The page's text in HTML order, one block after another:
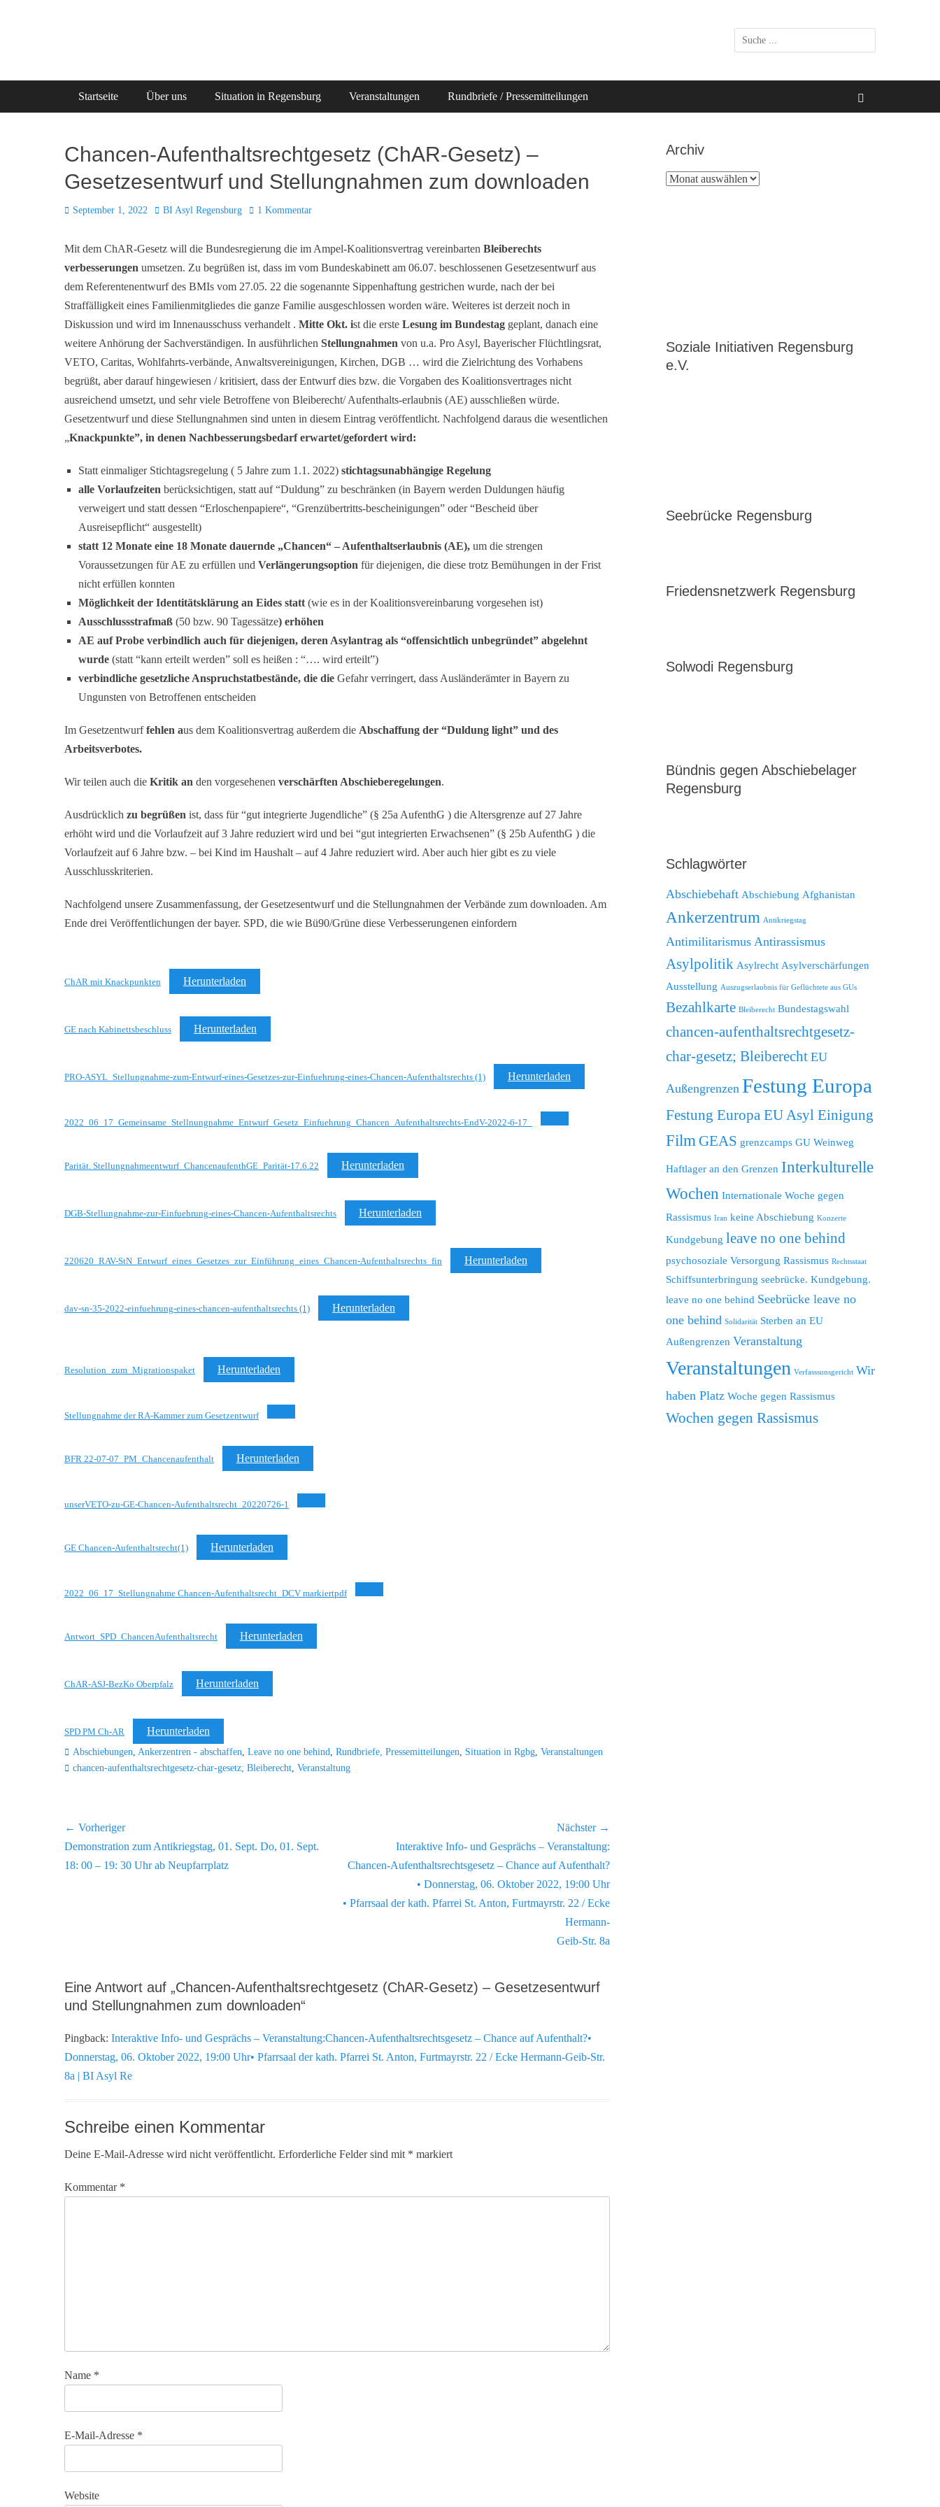
Suchen
nach:
Primäres Menü
Startseite Über uns Situation in Regensburg Veranstaltungen Rundbriefe / Pressemitteilungen
Chancen-Aufenthaltsrechtgesetz (ChAR-Gesetz) –
Gesetzesentwurf und Stellungnahmen zum downloaden
Posted
September 1, 2022 Autor
BI Asyl Regensburg 1 Kommentar
Mit dem ChAR-Gesetz will die Bundesregierung die im Ampel-Koalitionsvertrag vereinbarten Bleiberechts
verbesserungen umsetzen. Zu begrüßen ist, dass im vom Bundeskabinett am 06.07. beschlossenen Gesetzesentwurf aus
dem Referentenentwurf des BMIs vom 27.05. 22 die sogenannte Sippenhaftung gestrichen wurde, nach der bei
Straffälligkeit eines Familienmitgliedes die ganze Familie ausgeschlossen worden wäre. Weiteres ist derzeit noch in
Diskussion und wird im Innenausschuss verhandelt . Mitte Okt. ist die erste Lesung im Bundestag geplant, danach eine
weitere Anhörung der Sachverständigen. In ausführlichen Stellungnahmen von u.a. Pro Asyl, Bayerischer Flüchtlingsrat,
VETO, Caritas, Wohlfahrts-verbände, Anwaltsvereinigungen, Kirchen, DGB … wird die Zielrichtung des Vorhabens
begrüßt, aber darauf hingewiesen / kritisiert, dass der Entwurf dies bzw. die Vorgaben des Koalitionsvertrages nicht
ausreichend umsetzt, und sehr viele Betroffene von Bleiberecht/ Aufenthalts-erlaubnis (AE) ausschließen würde.
Gesetzentwurf und diese Stellungnahmen sind unten in diesem Eintrag veröffentlicht. Nachfolgend daraus die wesentlichen
„Knackpunkte”, in denen Nachbesserungsbedarf erwartet/gefordert wird:
Statt einmaliger Stichtagsregelung ( 5 Jahre zum 1.1. 2022) stichtagsunabhängige Regelung
alle Vorlaufzeiten berücksichtigen, statt auf “Duldung” zu beschränken (in Bayern werden Duldungen häufig
verweigert und statt dessen “Erloschenpapiere“, “Grenzübertritts-bescheinigungen” oder “Bescheid über
Ausreisepflicht“ ausgestellt)
statt 12 Monate eine 18 Monate dauernde „Chancen“ – Aufenthaltserlaubnis (AE), um die strengen
Voraussetzungen für AE zu erfüllen und Verlängerungsoption für diejenigen, die diese trotz Bemühungen in der Frist
nicht erfüllen konnten
Möglichkeit der Identitätsklärung an Eides statt (wie es in der Koalitionsvereinbarung vorgesehen ist)
Ausschlussstrafmaß (50 bzw. 90 Tagessätze) erhöhen
AE auf Probe verbindlich auch für diejenigen, deren Asylantrag als “offensichtlich unbegründet” abgelehnt
wurde (statt “kann erteilt werden” soll es heißen : “…. wird erteilt”)
verbindliche gesetzliche Anspruchstatbestände, die die Gefahr verringert, dass Ausländerämter in Bayern zu
Ungunsten von Betroffenen entscheiden
Im Gesetzentwurffehlen aus dem Koalitionsvertrag außerdem die Abschaffung der “Duldung light” und des
Arbeitsverbotes.
Wir teilen auch die Kritik an den vorgesehenen verschärften Abschieberegelungen.
Ausdrücklich zu begrüßen ist, dass für “gut integrierte Jugendliche” (§ 25a AufenthG ) die Altersgrenze auf 27 Jahre
erhöht wird und die Vorlaufzeit auf 3 Jahre reduziert wird und bei “gut integrierten Erwachsenen” (§ 25b AufenthG ) die
Vorlaufzeit auf 6 Jahre bzw. – bei Kind im Haushalt – auf 4 Jahre reduziert wird. Aber auch hier gibt es zu viele
Ausschlusskriterien.
Nachfolgend unsere Zusammenfassung, der Gesetzesentwurf und die Stellungnahmen der Verbände zum downloaden. Am
Ende drei Veröffentlichungen der bayer. SPD, die wie Bü90/Grüne diese Verbesserungenen einfordern
ChAR mit Knackpunkten Herunterladen
GE nach Kabinettsbeschluss Herunterladen
PRO-ASYL_Stellungnahme-zum-Entwurf-eines-Gesetzes-zur-Einfuehrung-eines-Chancen-Aufenthaltsrechts (1) Herunterladen
2022_06_17_Gemeinsame_Stellnungnahme_Entwurf_Gesetz_Einfuehrung_Chancen_Aufenthaltsrechts-EndV-2022-6-17_
Parität. Stellungnahmeentwurf_ChancenaufenthGE_Parität-17.6.22 Herunterladen
DGB-Stellungnahme-zur-Einfuehrung-eines-Chancen-Aufenthaltsrechts Herunterladen
220620_RAV-StN_Entwurf_eines_Gesetzes_zur_Einführung_eines_Chancen-Aufenthaltsrechts_fin Herunterladen
dav-sn-35-2022-einfuehrung-eines-chancen-aufenthaltsrechts (1) Herunterladen
Resolution_zum_Migrationspaket Herunterladen
Stellungnahme der RA-Kammer zum Gesetzentwurf
BFR 22-07-07_PM_Chancenaufenthalt Herunterladen
unserVETO-zu-GE-Chancen-Aufenthaltsrecht_20220726-1
GE Chancen-Aufenthaltsrecht(1) Herunterladen
2022_06_17_Stellungnahme Chancen-Aufenthaltsrecht_DCV markiertpdf
Antwort_SPD_ChancenAufenthaltsrecht Herunterladen
ChAR-ASJ-BezKo Oberpfalz Herunterladen
SPD PM Ch-AR Herunterladen
Kategorien
Abschiebungen, Ankerzentren - abschaffen, Leave no one behind, Rundbriefe, Pressemitteilungen, Situation in Rgbg, Veranstaltungen
chancen-aufenthaltsrechtgesetz-char-gesetz; Bleiberecht, Veranstaltung
Beitragsnavigation
← Vorheriger
Vorheriger
Beitrag:
Demonstration zum Antikriegstag, 01. Sept. Do, 01. Sept.
18: 00 – 19: 30 Uhr ab Neupfarrplatz
Nächster →
Beitrag:
Interaktive Info- und Gesprächs – Veranstaltung:
Chancen-Aufenthaltsrechtsgesetz – Chance auf Aufenthalt?
• Donnerstag, 06. Oktober 2022, 19:00 Uhr
• Pfarrsaal der kath. Pfarrei St. Anton, Furtmayrstr. 22 / Ecke
Hermann-
Geib-Str. 8a
Eine Antwort auf „Chancen-Aufenthaltsrechtgesetz (ChAR-Gesetz) – Gesetzesentwurf
und Stellungnahmen zum downloaden“
Pingback: Interaktive Info- und Gesprächs – Veranstaltung:Chancen-Aufenthaltsrechtsgesetz – Chance auf Aufenthalt?•
Donnerstag, 06. Oktober 2022, 19:00 Uhr• Pfarrsaal der kath. Pfarrei St. Anton, Furtmayrstr. 22 / Ecke Hermann-Geib-Str.
8a | BI Asyl Re
Schreibe einen Kommentar
Deine E-Mail-Adresse wird nicht veröffentlicht. Erforderliche Felder sind mit * markiert
Kommentar *
Name *
E-Mail-Adresse *
Website
Archiv
Archiv
Soziale Initiativen Regensburg
e.V.
Seebrücke Regensburg
Friedensnetzwerk Regensburg
Solwodi Regensburg
Bündnis gegen Abschiebelager
Regensburg
Schlagwörter
Abschiebehaft Abschiebung Afghanistan
Ankerzentrum Antikriegstag
Antimilitarismus Antirassismus
Asylpolitik Asylrecht Asylverschärfungen
Ausstellung Auszugserlaubnis für Geflüchtete aus GUs
Bezahlkarte Bleiberecht Bundestagswahl
chancen-aufenthaltsrechtgesetz-
char-gesetz; Bleiberecht EU
Außengrenzen Festung Europa
Festung Europa EU Asyl Einigung
FilmGEAS grenzcamps GU Weinweg
Haftlager an den Grenzen Interkulturelle
Wochen Internationale Woche gegen
Rassismus Iran keine Abschiebung Konzerte
Kundgebung leave no one behind
psychosoziale Versorgung Rassismus Rechtsstaat
Schiffsunterbringung seebrücke. Kundgebung.
leave no one behind Seebrücke leave no
one behind Solidarität Sterben an EU
Außengrenzen Veranstaltung
Veranstaltungen Verfasssunsgericht Wir
haben Platz Woche gegen Rassismus
Wochen gegen Rassismus